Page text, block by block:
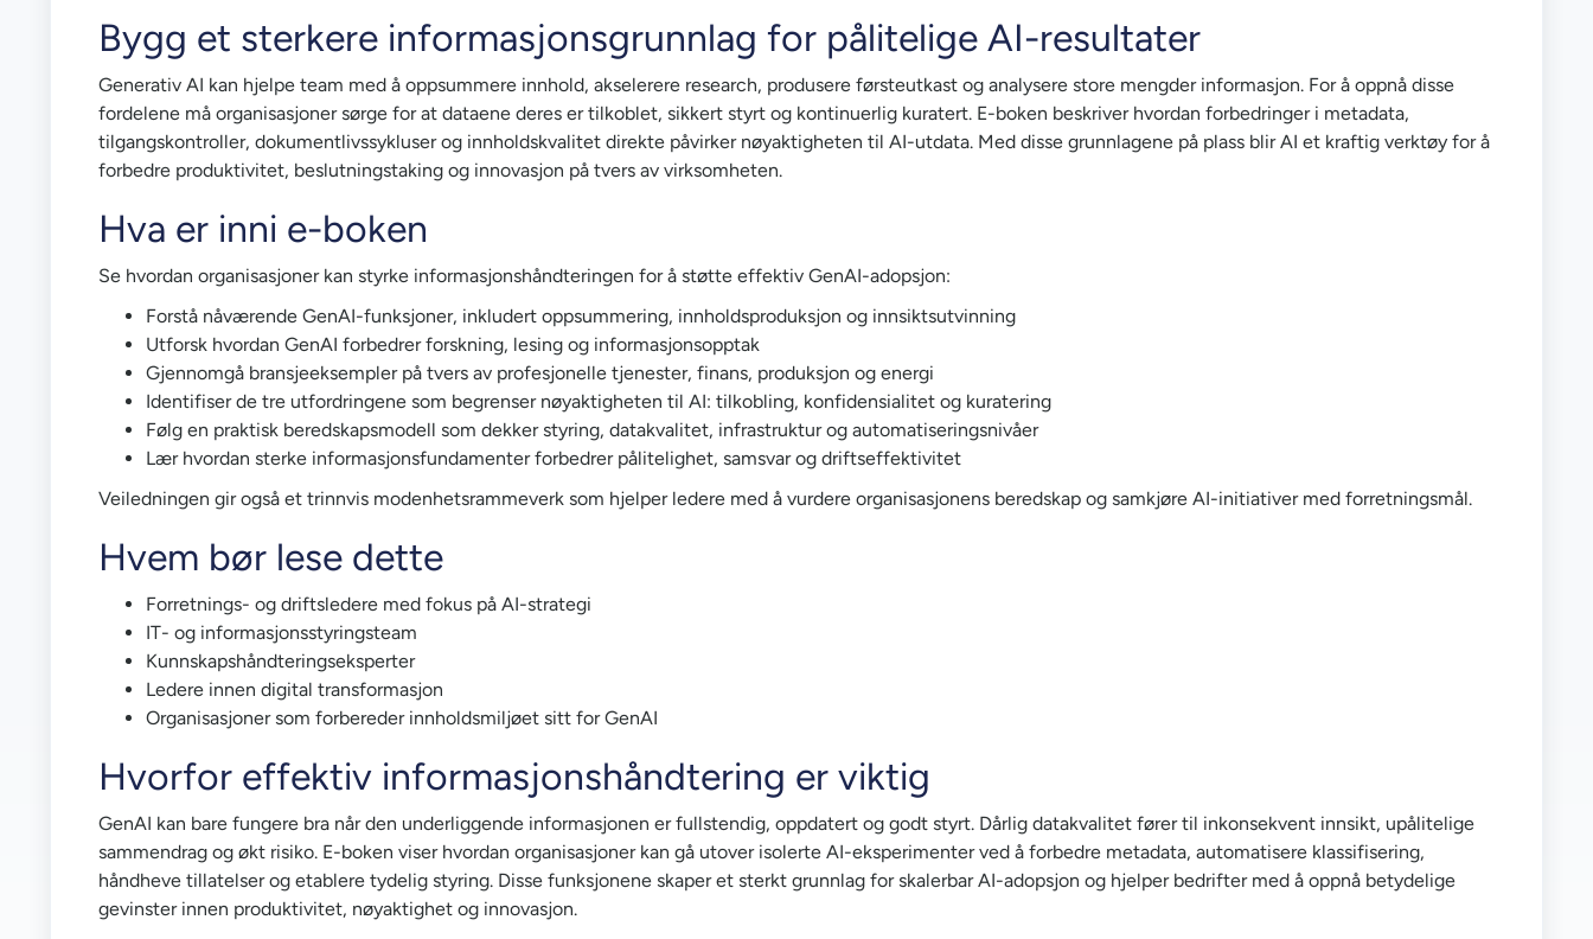
Bygg et sterkere informasjonsgrunnlag for pålitelige AI-resultater
Generativ AI kan hjelpe team med å oppsummere innhold, akselerere research, produsere førsteutkast og analysere store mengder informasjon. For å oppnå disse
fordelene må organisasjoner sørge for at dataene deres er tilkoblet, sikkert styrt og kontinuerlig kuratert. E-boken beskriver hvordan forbedringer i metadata,
tilgangskontroller, dokumentlivssykluser og innholdskvalitet direkte påvirker nøyaktigheten til AI-utdata. Med disse grunnlagene på plass blir AI et kraftig verktøy for å
forbedre produktivitet, beslutningstaking og innovasjon på tvers av virksomheten.
Hva er inni e-boken
Se hvordan organisasjoner kan styrke informasjonshåndteringen for å støtte effektiv GenAI-adopsjon:
Forstå nåværende GenAI-funksjoner, inkludert oppsummering, innholdsproduksjon og innsiktsutvinning
Utforsk hvordan GenAI forbedrer forskning, lesing og informasjonsopptak
Gjennomgå bransjeeksempler på tvers av profesjonelle tjenester, finans, produksjon og energi
Identifiser de tre utfordringene som begrenser nøyaktigheten til AI: tilkobling, konfidensialitet og kuratering
Følg en praktisk beredskapsmodell som dekker styring, datakvalitet, infrastruktur og automatiseringsnivåer
Lær hvordan sterke informasjonsfundamenter forbedrer pålitelighet, samsvar og driftseffektivitet
Veiledningen gir også et trinnvis modenhetsrammeverk som hjelper ledere med å vurdere organisasjonens beredskap og samkjøre AI-initiativer med forretningsmål.
Hvem bør lese dette
Forretnings- og driftsledere med fokus på AI-strategi
IT- og informasjonsstyringsteam
Kunnskapshåndteringseksperter
Ledere innen digital transformasjon
Organisasjoner som forbereder innholdsmiljøet sitt for GenAI
Hvorfor effektiv informasjonshåndtering er viktig
GenAI kan bare fungere bra når den underliggende informasjonen er fullstendig, oppdatert og godt styrt. Dårlig datakvalitet fører til inkonsekvent innsikt, upålitelige
sammendrag og økt risiko. E-boken viser hvordan organisasjoner kan gå utover isolerte AI-eksperimenter ved å forbedre metadata, automatisere klassifisering,
håndheve tillatelser og etablere tydelig styring. Disse funksjonene skaper et sterkt grunnlag for skalerbar AI-adopsjon og hjelper bedrifter med å oppnå betydelige
gevinster innen produktivitet, nøyaktighet og innovasjon.